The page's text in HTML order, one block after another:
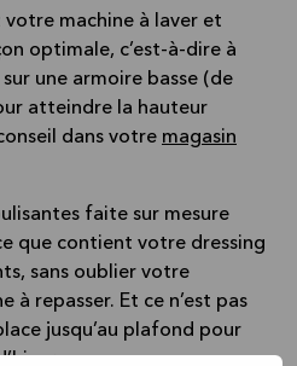
votre machine à laver et
optimale, c’est-à-dire à
une armoire basse (de
atteindre la hauteur
dans votre magasin
faite sur mesure
que contient votre dressing
sans oublier votre
repasser. Et ce n’est pas
jusqu’au plafond pour